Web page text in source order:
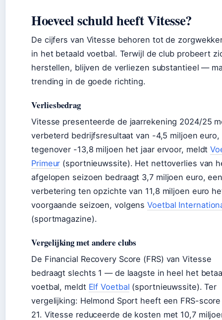
Hoeveel schuld heeft Vitesse?
De cijfers van Vitesse behoren tot de
in het betaald voetbal. Terwijl de club probeert
herstellen, blijven de verliezen substantieel —
trending in de goede richting.
Verliesbedrag
Vitesse presenteerde de jaarrekening 2024/25
verbeterd bedrijfsresultaat van -4,5 miljoen euro,
tegenover -13,8 miljoen het jaar ervoor, meldt
Primeur (sportnieuwssite). Het nettoverlies van
afgelopen seizoen bedraagt 3,7 miljoen euro,
verbetering ten opzichte van 11,8 miljoen euro
voorgaande seizoen, volgensVoetbal
(sportmagazine).
Vergelijking met andere clubs
De Financial Recovery Score (FRS) van Vitesse
bedraagt slechts 1 — de laagste in heel het
voetbal, meldt Elf Voetbal (sportnieuwssite). Ter
vergelijking: Helmond Sport heeft een FRS-
21. Vitesse reduceerde de kosten met 10,7